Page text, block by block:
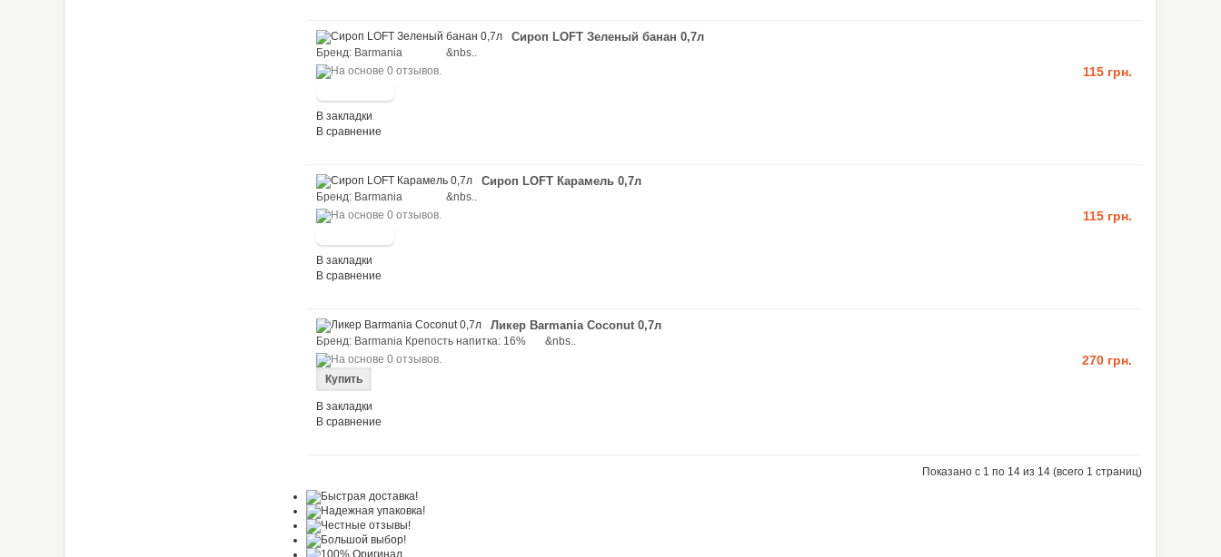
Сироп LOFT Зеленый банан 0,7л
Бренд: Barmania &nbs..
115 грн.
В закладки
В сравнение
Сироп LOFT Карамель 0,7л
Бренд: Barmania &nbs..
115 грн.
В закладки
В сравнение
Ликер Barmania Coconut 0,7л
Бренд: Barmania Крепость напитка: 16% &nbs..
270 грн.
В закладки
В сравнение
Показано с 1 по 14 из 14 (всего 1 страниц)